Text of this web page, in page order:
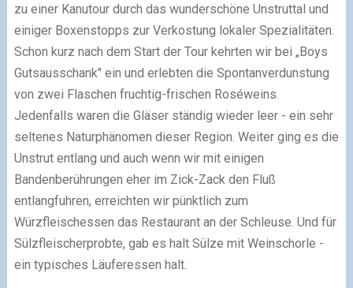
zu einer Kanutour durch das wunderschöne Unstruttal und
einiger Boxenstopps zur Verkostung lokaler Spezialitäten.
Schon kurz nach dem Start der Tour kehrten wir bei „Boys
Gutsausschank" ein und erlebten die Spontanverdunstung
von zwei Flaschen fruchtig-frischen Roséweins.
Jedenfalls waren die Gläser ständig wieder leer - ein sehr
seltenes Naturphänomen dieser Region. Weiter ging es die
Unstrut entlang und auch wenn wir mit einigen
Bandenberührungen eher im Zick-Zack den Fluß
entlangfuhren, erreichten wir pünktlich zum
Würzfleischessen das Restaurant an der Schleuse. Und für
Sülzfleischerprobte, gab es halt Sülze mit Weinschorle -
ein typisches Läuferessen halt.